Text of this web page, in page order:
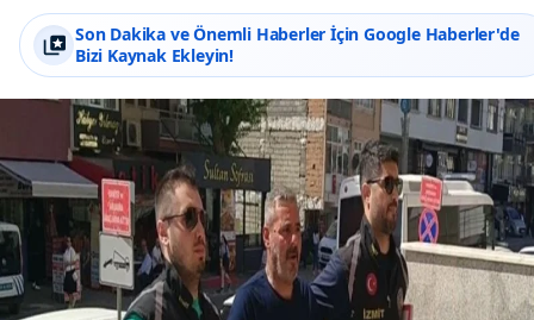
Son Dakika ve Önemli Haberler İçin Google Haberler'de
Bizi Kaynak Ekleyin!